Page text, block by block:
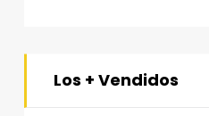
Los + Vendidos